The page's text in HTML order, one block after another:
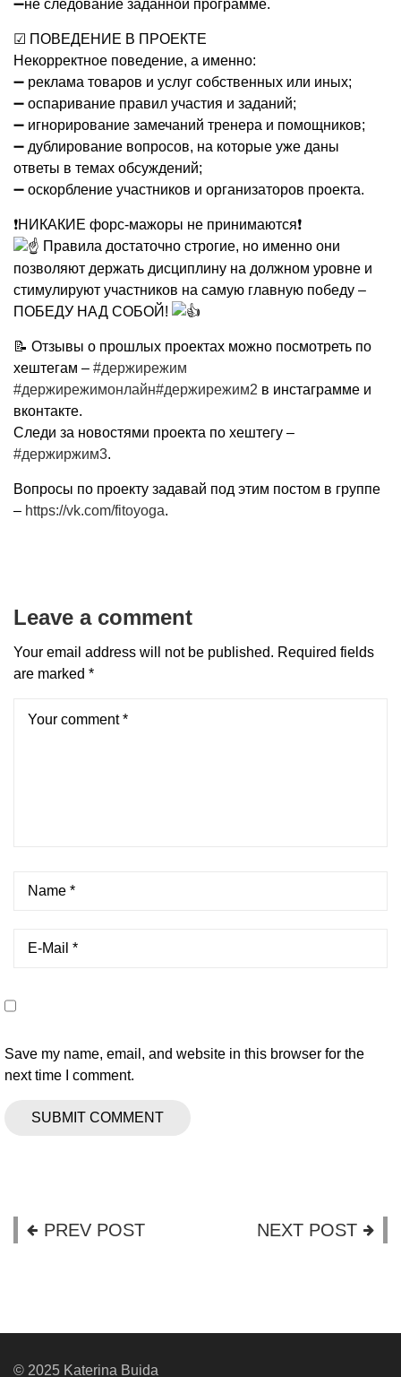
➖не следование заданной программе.
☑ ПОВЕДЕНИЕ В ПРОЕКТЕ
Некорректное поведение, а именно:
➖ реклама товаров и услуг собственных или иных;
➖ оспаривание правил участия и заданий;
➖ игнорирование замечаний тренера и помощников;
➖ дублирование вопросов, на которые уже даны
ответы в темах обсуждений;
➖ оскорбление участников и организаторов проекта.
❗НИКАКИЕ форс-мажоры не принимаются❗
Правила достаточно строгие, но именно они
позволяют держать дисциплину на должном уровне и
стимулируют участников на самую главную победу –
ПОБЕДУ НАД СОБОЙ!
📝 Отзывы о прошлых проектах можно посмотреть по
хештегам – #держирежим
#держирежимонлайн#держирежим2 в инстаграмме и
вконтакте.
Следи за новостями проекта по хештегу –
#держиржим3.
Вопросы по проекту задавай под этим постом в группе
– https://vk.com/fitoyoga.
Leave a comment
Your email address will not be published. Required fields
are marked *
Save my name, email, and website in this browser for the
next time I comment.
PREV POST NEXT POST
© 2025 Katerina Buida